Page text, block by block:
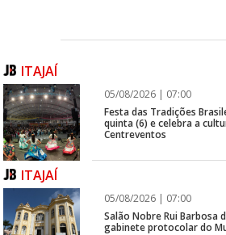
ITAJAÍ
05/08/2026 | 07:00
Festa das Tradições
quinta (6) e celebra a
Centreventos
ITAJAÍ
05/08/2026 | 07:00
Salão Nobre Rui Barbosa
gabinete protocolar do